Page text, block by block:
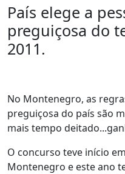
País elege a
preguiçosa do
2011.
No Montenegro, as
preguiçosa do país são
mais tempo
O concurso teve início
Montenegro e este ano